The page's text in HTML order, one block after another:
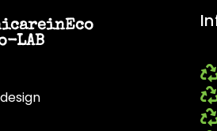
LAB